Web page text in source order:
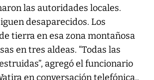
las autoridades locales.
desaparecidos. Los
tierra en esa zona montañosa
en tres aldeas. “Todas las
agregó el funcionario
en conversación telefónica..